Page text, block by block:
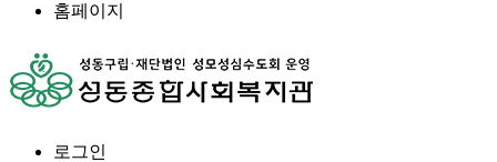
홈페이지
로그인